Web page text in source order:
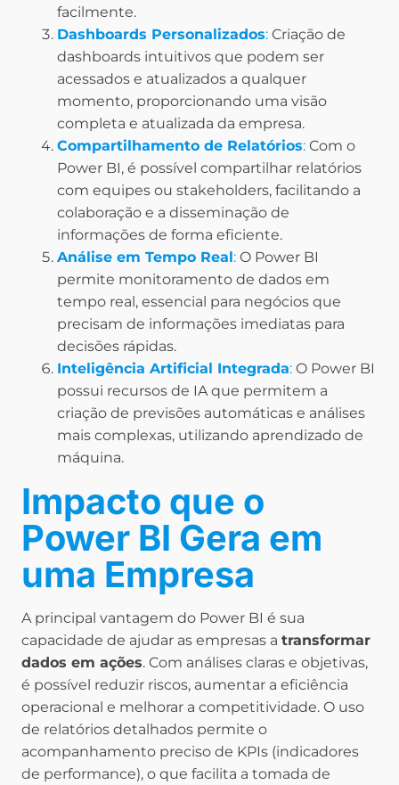
facilmente.
Dashboards Personalizados: Criação de
dashboards intuitivos que podem ser
acessados e atualizados a qualquer
momento, proporcionando uma visão
completa e atualizada da empresa.
Compartilhamento de Relatórios: Com o
Power BI, é possível compartilhar relatórios
com equipes ou stakeholders, facilitando a
colaboração e a disseminação de
informações de forma eficiente.
Análise em Tempo Real: O Power BI
permite monitoramento de dados em
tempo real, essencial para negócios que
precisam de informações imediatas para
decisões rápidas.
Inteligência Artificial Integrada: O Power BI
possui recursos de IA que permitem a
criação de previsões automáticas e análises
mais complexas, utilizando aprendizado de
máquina.
Impacto que o
Power BI Gera em
uma Empresa
A principal vantagem do Power BI é sua
capacidade de ajudar as empresas a transformar
dados em ações. Com análises claras e objetivas,
é possível reduzir riscos, aumentar a eficiência
operacional e melhorar a competitividade. O uso
de relatórios detalhados permite o
acompanhamento preciso de KPIs (indicadores
de performance), o que facilita a tomada de